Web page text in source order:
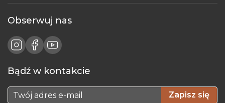
Obserwuj nas
Bądź w kontakcie
Zapisz się